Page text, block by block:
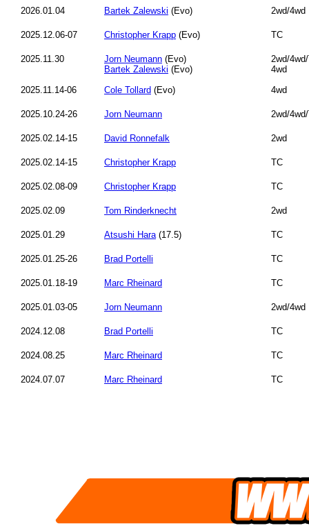
2026.01.04 Bartek Zalewski (Evo) 2wd/4wd
2025.12.06-07 Christopher Krapp (Evo) TC
2025.11.30 Jorn Neumann (Evo)
Bartek Zalewski (Evo)
2wd/
4wd
2025.11.14-06
Cole Tollard (Evo) 4wd
2025.10.24-26 Jorn Neumann 2wd/
2025.02.14-15 David Ronnefalk 2wd
2025.02.14-15 Christopher Krapp TC
2025.02.08-09 Christopher Krapp TC
2025.02.09 Tom Rinderknecht 2wd
2025.01.29 Atsushi Hara(17.5) TC
2025.01.25-26 Brad Portelli TC
2025.01.18-19 Marc Rheinard TC
2025.01.03-05 Jorn Neumann 2wd/4wd
2024.12.08 Brad Portelli TC
2024.08.25 Marc Rheinard TC
2024.07.07 Marc Rheinard TC